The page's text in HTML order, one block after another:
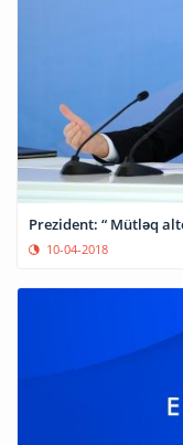
Prezident: “
10-04-2018